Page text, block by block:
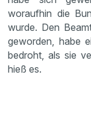
woraufhin die
wurde. Den
geworden, habe
bedroht, als sie
hieß es.